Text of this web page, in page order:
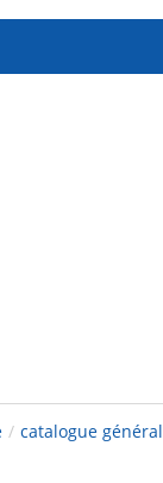
/ catalogue général